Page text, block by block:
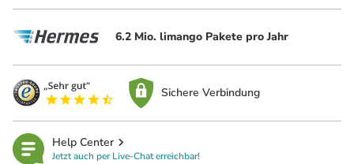
6.2 Mio. limango Pakete pro Jahr
Sichere Verbindung
Help Center
Jetzt auch per Live-Chat erreichbar!